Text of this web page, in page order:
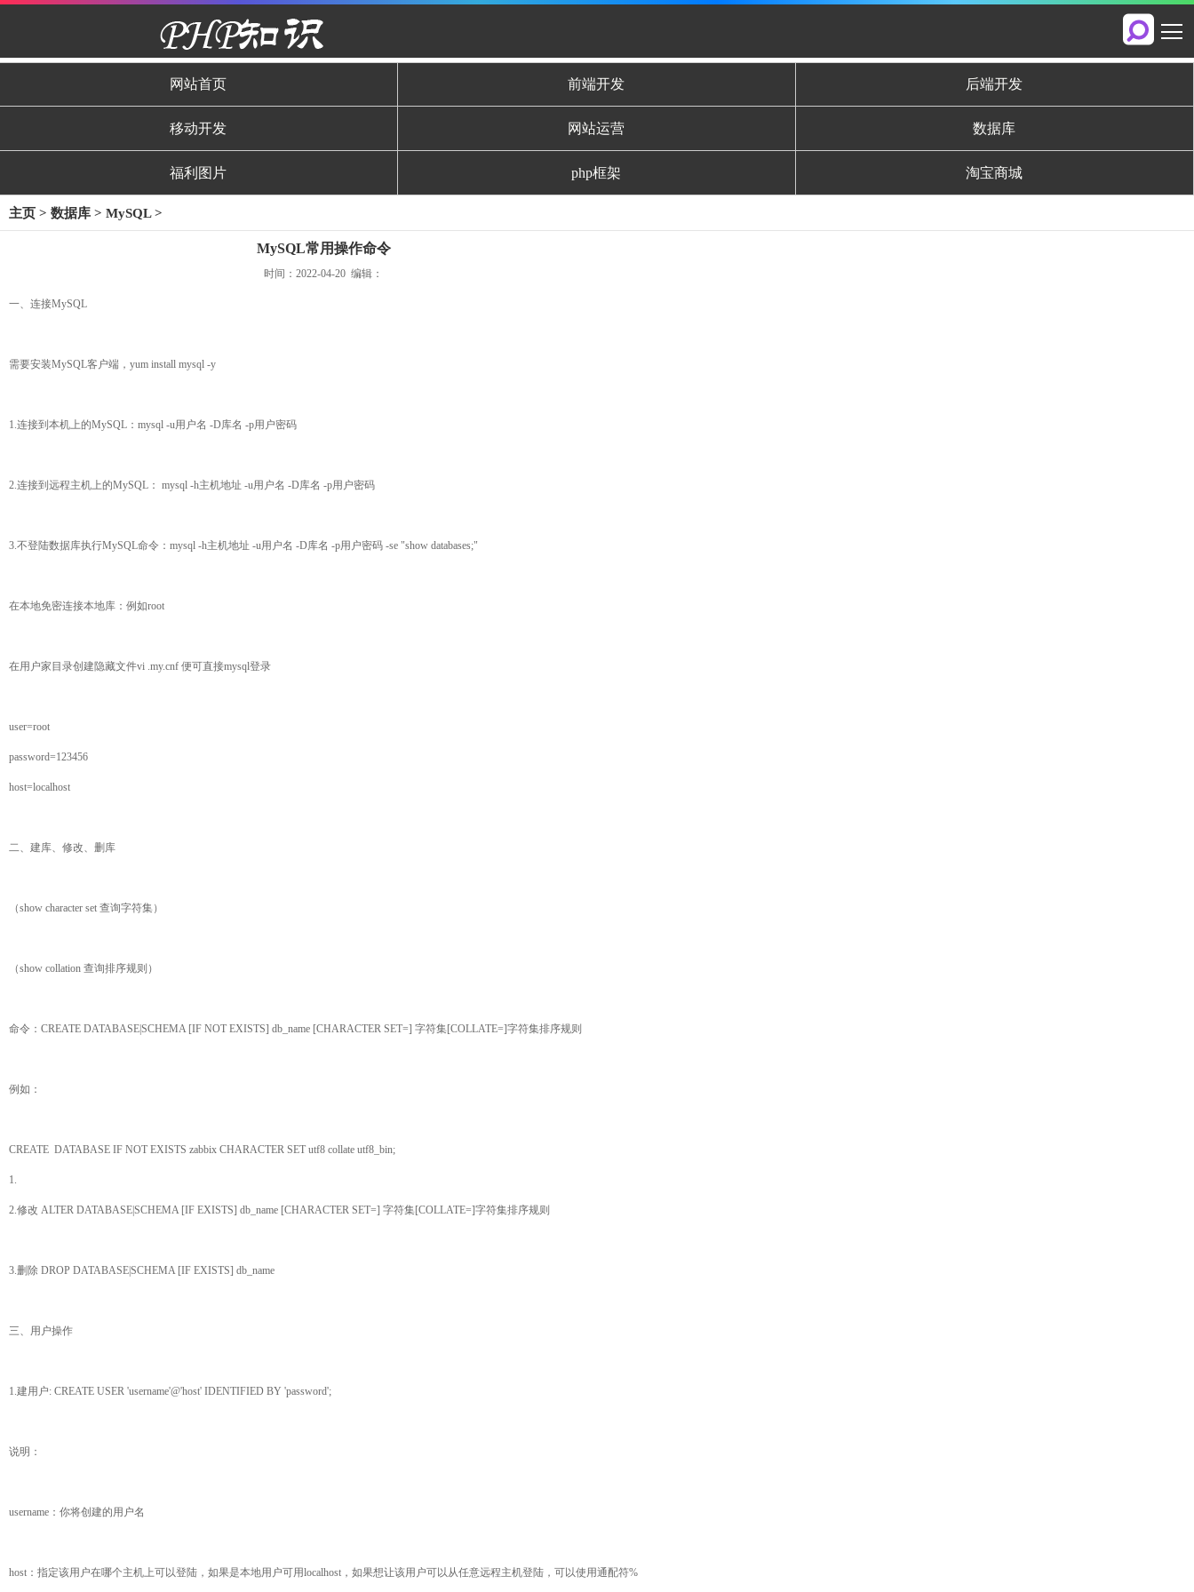
网站首页 前端开发 后端开发
移动开发 网站运营 数据库
福利图片 php框架 淘宝商城
主页 > 数据库 > MySQL>
MySQL常用操作命令
时间：2022-04-20 编辑：
一、连接MySQL
需要安装MySQL客户端，yum install mysql -y
1.连接到本机上的MySQL：mysql -u用户名 -D库名 -p用户密码
2.连接到远程主机上的MySQL： mysql -h主机地址 -u用户名 -D库名 -p用户密码
3.不登陆数据库执行MySQL命令：mysql -h主机地址 -u用户名 -D库名 -p用户密码 -se "show databases;"
在本地免密连接本地库：例如root
在用户家目录创建隐藏文件vi .my.cnf 便可直接mysql登录
user=root
password=123456
host=localhost
二、建库、修改、删库
（show character set 查询字符集）
（show collation 查询排序规则）
命令：CREATE DATABASE|SCHEMA [IF NOT EXISTS] db_name [CHARACTER SET=] 字符集[COLLATE=]字符集排序规则
例如：
CREATE DATABASE IF NOT EXISTS zabbix CHARACTER SET utf8 collate utf8_bin;
1.
2.修改 ALTER DATABASE|SCHEMA [IF EXISTS] db_name [CHARACTER SET=] 字符集[COLLATE=]字符集排序规则
3.删除 DROP DATABASE|SCHEMA [IF EXISTS] db_name
三、用户操作
1.建用户: CREATE USER 'username'@'host' IDENTIFIED BY 'password';
说明：
username：你将创建的用户名
host：指定该用户在哪个主机上可以登陆，如果是本地用户可用localhost，如果想让该用户可以从任意远程主机登陆，可以使用通配符%